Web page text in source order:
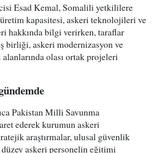
Esad Kemal, Somalili yetkililere
kapasitesi, askeri teknolojileri ve
hakkında bilgi verirken, taraflar
birliği, askeri modernizasyon ve
olası ortak projeleri
Pakistan Milli Savunma
ederek kurumun askeri
araştırmalar, ulusal güvenlik
düzey askeri personelin eğitimi